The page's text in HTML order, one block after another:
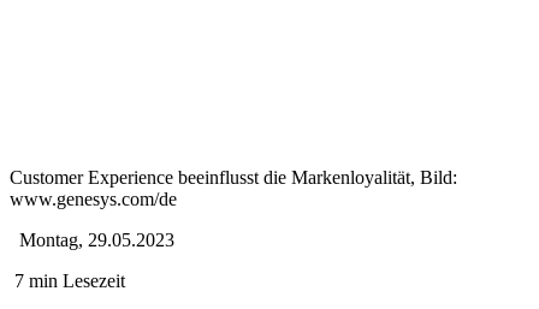
Customer Experience beeinflusst die Markenloyalität, Bild:
www.genesys.com/de
Montag, 29.05.2023
7 min Lesezeit